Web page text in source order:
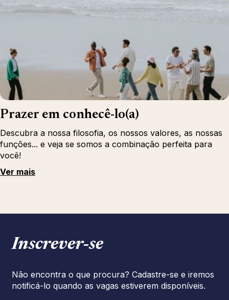
Prazer em conhecê-lo(a)
Descubra a nossa filosofia, os nossos valores, as nossas
funções... e veja se somos a combinação perfeita para
você!
Ver mais
Inscrever‑se
Não encontra o que procura? Cadastre-se e iremos
notificá-lo quando as vagas estiverem disponíveis.